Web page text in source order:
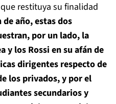
restituya su finalidad
de año, estas dos
por un lado, la
y los Rossi en su afán de
dirigentes respecto de
los privados, y por el
secundarios y